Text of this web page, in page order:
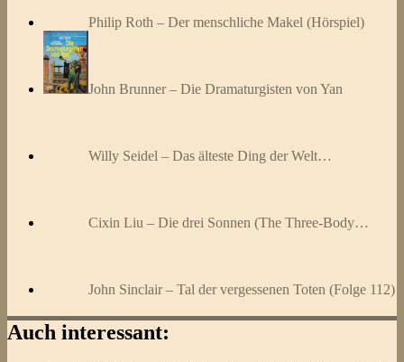
Philip Roth – Der menschliche Makel (Hörspiel)
John Brunner – Die Dramaturgisten von Yan
Willy Seidel – Das älteste Ding der Welt…
Cixin Liu – Die drei Sonnen (The Three-Body…
John Sinclair – Tal der vergessenen Toten (Folge 112)
Auch interessant: